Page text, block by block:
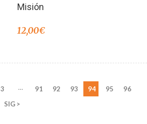
Misión
12,00€
3 … 91 92 93 94 95
96
SIG >